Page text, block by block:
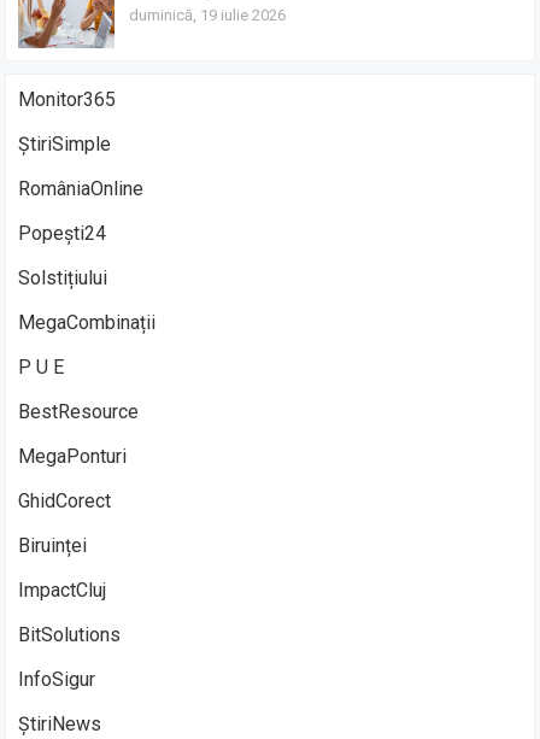
duminică, 19 iulie 2026
Monitor365
ȘtiriSimple
RomâniaOnline
Popești24
Solstițiului
MegaCombinații
P U E
BestResource
MegaPonturi
GhidCorect
Biruinței
ImpactCluj
BitSolutions
InfoSigur
ȘtiriNews